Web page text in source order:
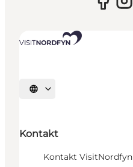
Vælg sprog
Kontakt
Kontakt VisitNordfyn